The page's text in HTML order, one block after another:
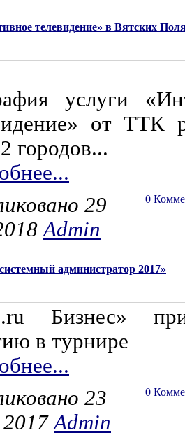
телевидение» в Вятских
услуги
от ТТК
городов...
0
29
Admin
администратор 2017»
Бизнес»
в турнире
0
23
Admin